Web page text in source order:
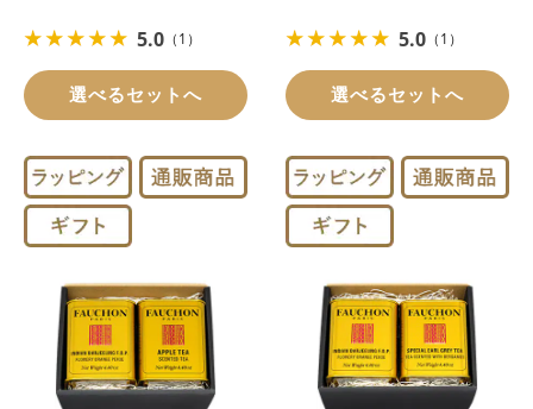
5.0 （1）
選べるセットへ
5.0 （1）
選べるセットへ